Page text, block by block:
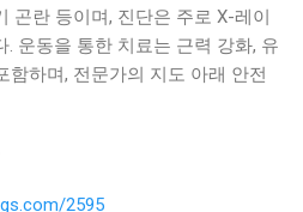
곤란 등이며, 진단은 주로 X-레이
. 운동을 통한 치료는 근력 강화, 유
함하며, 전문가의 지도 아래 안전
2595